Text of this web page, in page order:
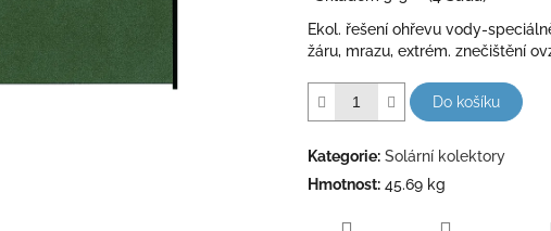
hvězdiček.
Ekol. řešení ohřevu vody-
žáru, mrazu, extrém. znečištění
Do košíku
Kategorie: Solární kolektory
Hmotnost: 45.69 kg